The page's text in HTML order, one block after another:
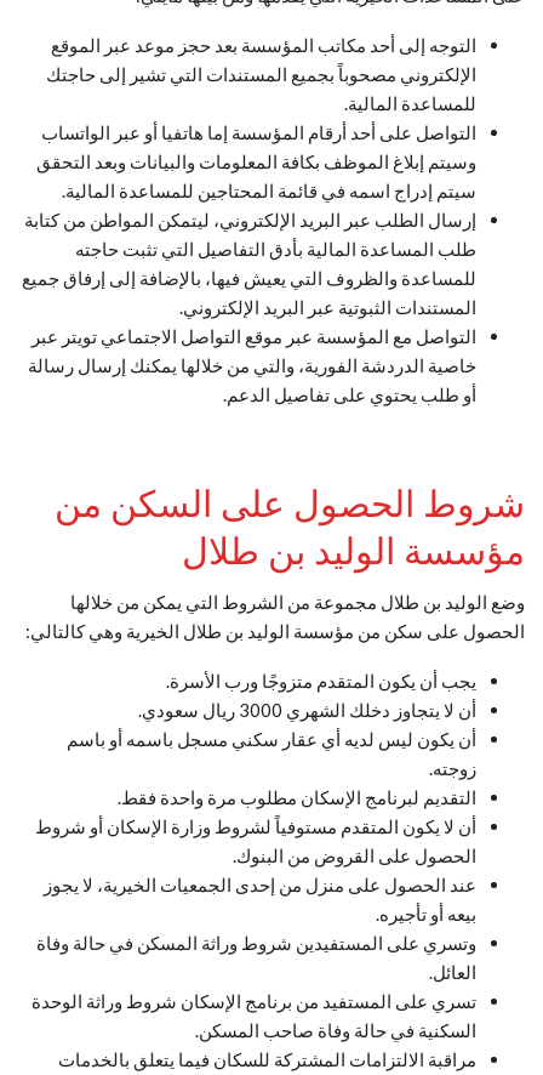
التوجه إلى أحد مكاتب المؤسسة بعد حجز موعد عبر الموقع
الإلكتروني مصحوباً بجميع المستندات التي تشير إلى حاجتك
للمساعدة المالية.
التواصل على أحد أرقام المؤسسة إما هاتفيا أو عبر الواتساب
وسيتم إبلاغ الموظف بكافة المعلومات والبيانات وبعد التحقق
سيتم إدراج اسمه في قائمة المحتاجين للمساعدة المالية.
إرسال الطلب عبر البريد الإلكتروني، ليتمكن المواطن من كتابة
طلب المساعدة المالية بأدق التفاصيل التي تثبت حاجته
للمساعدة والظروف التي يعيش فيها، بالإضافة إلى إرفاق جميع
المستندات الثبوتية عبر البريد الإلكتروني.
التواصل مع المؤسسة عبر موقع التواصل الاجتماعي تويتر عبر
خاصية الدردشة الفورية، والتي من خلالها يمكنك إرسال رسالة
أو طلب يحتوي على تفاصيل الدعم.
شروط الحصول على السكن من
مؤسسة الوليد بن طلال
وضع الوليد بن طلال مجموعة من الشروط التي يمكن من خلالها
الحصول على سكن من مؤسسة الوليد بن طلال الخيرية وهي كالتالي:
يجب أن يكون المتقدم متزوجًا ورب الأسرة.
أن لا يتجاوز دخلك الشهري 3000 ريال سعودي.
أن يكون ليس لديه أي عقار سكني مسجل باسمه أو باسم
زوجته.
التقديم لبرنامج الإسكان مطلوب مرة واحدة فقط.
أن لا يكون المتقدم مستوفياً لشروط وزارة الإسكان أو شروط
الحصول على القروض من البنوك.
عند الحصول على منزل من إحدى الجمعيات الخيرية، لا يجوز
بيعه أو تأجيره.
وتسري على المستفيدين شروط وراثة المسكن في حالة وفاة
العائل.
تسري على المستفيد من برنامج الإسكان شروط وراثة الوحدة
السكنية في حالة وفاة صاحب المسكن.
مراقبة الالتزامات المشتركة للسكان فيما يتعلق بالخدمات